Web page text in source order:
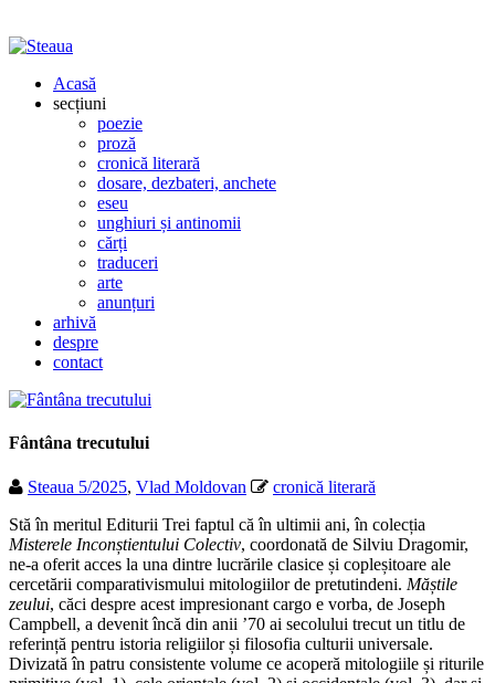
Acasă
secțiuni
poezie
proză
cronică literară
dosare, dezbateri, anchete
eseu
unghiuri și antinomii
cărți
traduceri
arte
anunțuri
arhivă
despre
contact
Fântâna trecutului
Steaua 5/2025, Vlad Moldovan
cronică literară
Stă în meritul Editurii Trei faptul că în ultimii ani, în colecția
Misterele Inconștientului Colectiv, coordonată de Silviu Dragomir,
ne-a oferit acces la una dintre lucrările clasice și copleșitoare ale
cercetării comparativismului mitologiilor de pretutindeni. Măștile
zeului, căci despre acest impresionant cargo e vorba, de Joseph
Campbell, a devenit încă din anii ’70 ai secolului trecut un titlu de
referință pentru istoria religiilor și filosofia culturii universale.
Divizată în patru consistente volume ce acoperă mitologiile și riturile